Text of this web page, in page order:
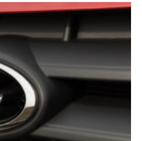
в